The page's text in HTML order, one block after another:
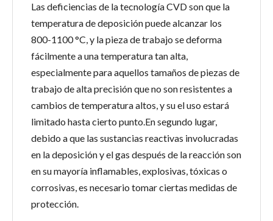
Las deficiencias de la tecnología CVD son que la
temperatura de deposición puede alcanzar los
800-1100 °C, y la pieza de trabajo se deforma
fácilmente a una temperatura tan alta,
especialmente para aquellos tamaños de piezas de
trabajo de alta precisión que no son resistentes a
cambios de temperatura altos, y su el uso estará
limitado hasta cierto punto.En segundo lugar,
debido a que las sustancias reactivas involucradas
en la deposición y el gas después de la reacción son
en su mayoría inflamables, explosivas, tóxicas o
corrosivas, es necesario tomar ciertas medidas de
protección.